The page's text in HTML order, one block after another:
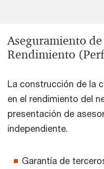
Aseguramiento de
Rendimiento
La construcción de la
en el rendimiento del
presentación de
independiente.
Garantía de